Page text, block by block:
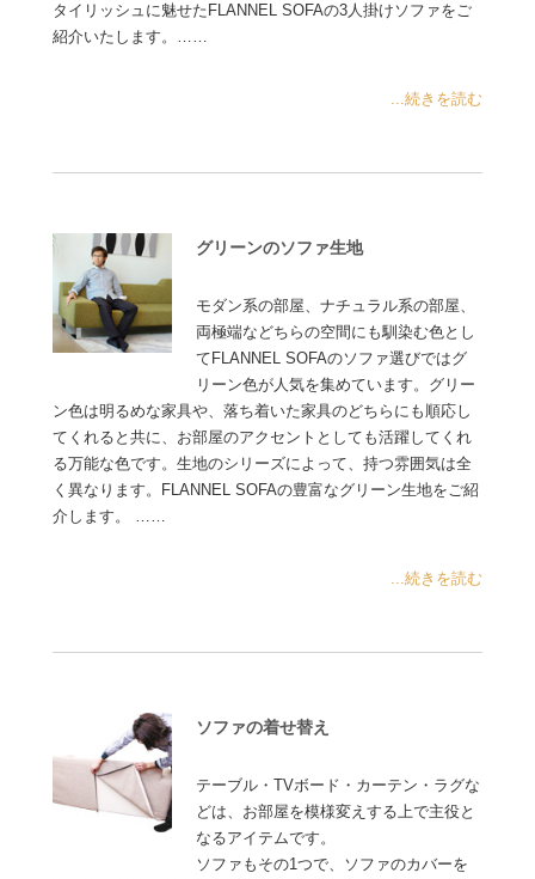
タイリッシュに魅せたFLANNEL SOFAの3人掛けソファをご
紹介いたします。……
...続きを読む
グリーンのソファ生地
モダン系の部屋、ナチュラル系の部屋、
両極端などちらの空間にも馴染む色とし
てFLANNEL SOFAのソファ選びではグ
リーン色が人気を集めています。グリー
ン色は明るめな家具や、落ち着いた家具のどちらにも順応し
てくれると共に、お部屋のアクセントとしても活躍してくれ
る万能な色です。生地のシリーズによって、持つ雰囲気は全
く異なります。FLANNEL SOFAの豊富なグリーン生地をご紹
介します。 ……
...続きを読む
ソファの着せ替え
テーブル・TVボード・カーテン・ラグな
どは、お部屋を模様変えする上で主役と
なるアイテムです。
ソファもその1つで、ソファのカバーを